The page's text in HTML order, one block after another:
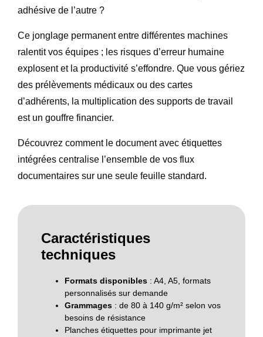
adhésive de l’autre ?
Ce jonglage permanent entre différentes machines
ralentit vos équipes ; les risques d’erreur humaine
explosent et la productivité s’effondre. Que vous gériez
des prélèvements médicaux ou des cartes
d’adhérents, la multiplication des supports de travail
est un gouffre financier.
Découvrez comment le document avec étiquettes
intégrées centralise l’ensemble de vos flux
documentaires sur une seule feuille standard.
Caractéristiques
techniques
Formats disponibles : A4, A5, formats
personnalisés sur demande
Grammages : de 80 à 140 g/m² selon vos
besoins de résistance
Planches étiquettes pour imprimante jet